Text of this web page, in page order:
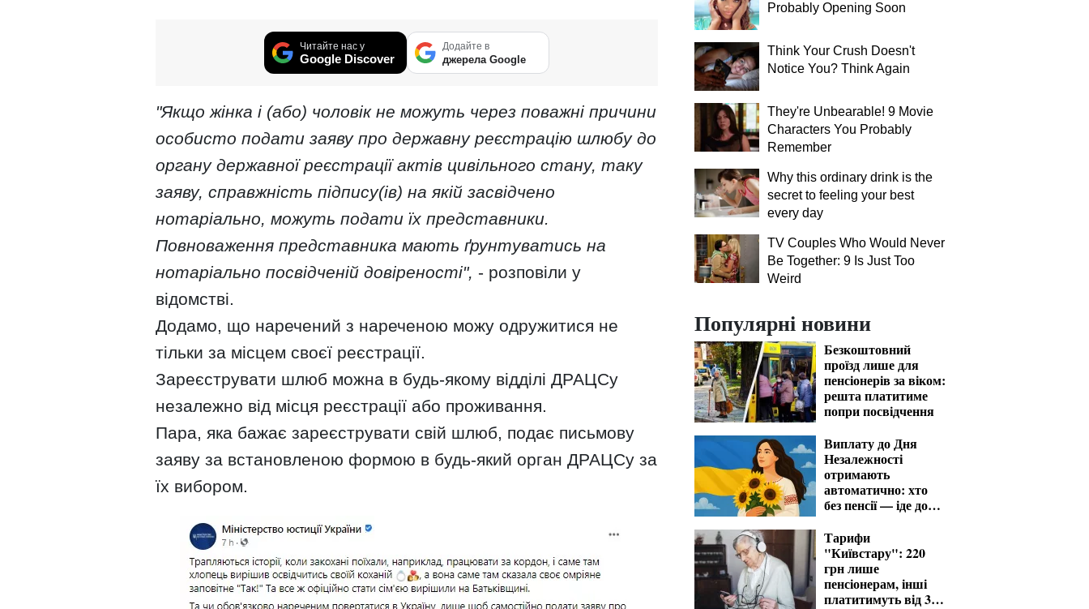
Читайте нас у
Google Discover
Додайте в
джерела Google
"Якщо жінка і (або) чоловік не можуть через поважні причини
особисто подати заяву про державну реєстрацію шлюбу до
органу державної реєстрації актів цивільного стану, таку
заяву, справжність підпису(ів) на якій засвідчено
нотаріально, можуть подати їх представники.
Повноваження представника мають ґрунтуватись на
нотаріально посвідченій довіреності", - розповіли у
відомстві.
Додамо, що наречений з нареченою можу одружитися не
тільки за місцем своєї реєстрації.
Зареєструвати шлюб можна в будь-якому відділі ДРАЦСу
незалежно від місця реєстрації або проживання.
Пара, яка бажає зареєструвати свій шлюб, подає письмову
заяву за встановленою формою в будь-який орган ДРАЦСу за
їх вибором.
Probably Opening Soon
Think Your Crush Doesn't
Notice You? Think Again
They're Unbearable! 9 Movie
Characters You Probably
Remember
Why this ordinary drink is the
secret to feeling your best
every day
TV Couples Who Would Never
Be Together: 9 Is Just Too
Weird
Популярні новини
Безкоштовний
проїзд лише для
пенсіонерів за віком:
решта платитиме
попри посвідчення
Виплату до Дня
Незалежності
отримають
автоматично: хто
без пенсії — іде до
Тарифи
"Київстару": 220
грн лише
пенсіонерам, інші
платитимуть від 370